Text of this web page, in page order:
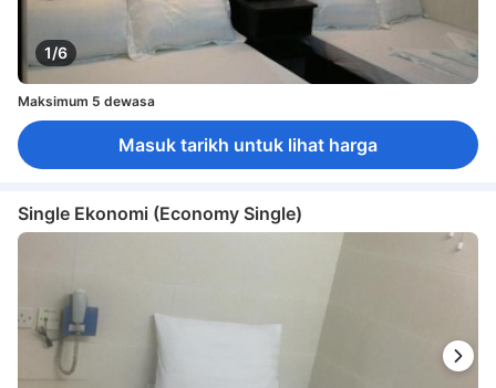
1/6
Maksimum 5 dewasa
Masuk tarikh untuk lihat harga
Single Ekonomi (Economy Single)